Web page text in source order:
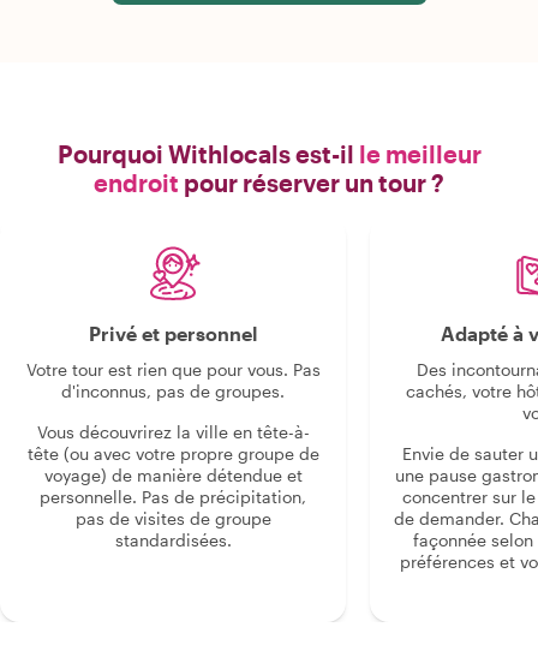
Pourquoi Withlocals est-il le meilleur
endroit pour réserver un tour ?
Privé et personnel
Votre tour est rien que pour vous. Pas
d'inconnus, pas de groupes.
Vous découvrirez la ville en tête-à-
tête (ou avec votre propre groupe de
voyage) de manière détendue et
personnelle. Pas de précipitation,
pas de visites de groupe
standardisées.
Adapté à
Des
cachés, votre
Envie de sauter
une pause
concentrer sur
de demander.
façonnée
préférences et